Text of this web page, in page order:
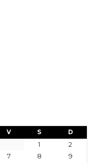
V S D
1
2
7 8
9